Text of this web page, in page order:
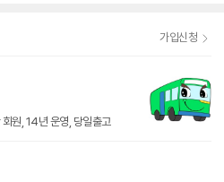
가입신청
원, 14년 운영, 당일출고